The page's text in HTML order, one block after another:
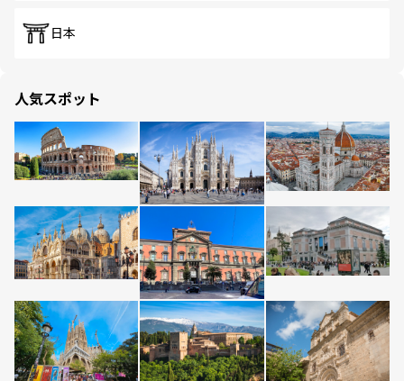
日本
人気スポット